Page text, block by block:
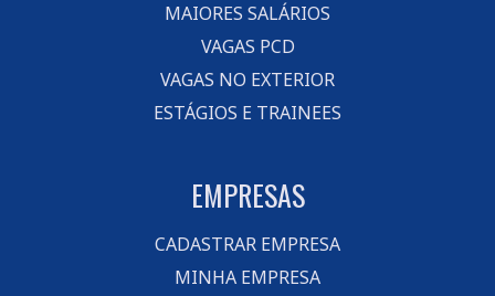
MAIORES SALÁRIOS
VAGAS PCD
VAGAS NO EXTERIOR
ESTÁGIOS E TRAINEES
EMPRESAS
CADASTRAR EMPRESA
MINHA EMPRESA